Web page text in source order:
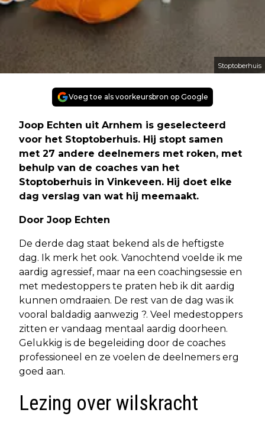
Stoptoberhuis
Voeg toe als voorkeursbron op Google
Joop Echten uit Arnhem is geselecteerd
voor het Stoptoberhuis. Hij stopt samen
met 27 andere deelnemers met roken, met
behulp van de coaches van het
Stoptoberhuis in Vinkeveen. Hij doet elke
dag verslag van wat hij meemaakt.
Door Joop Echten
De derde dag staat bekend als de heftigste
dag. Ik merk het ook. Vanochtend voelde ik me
aardig agressief, maar na een coachingsessie en
met medestoppers te praten heb ik dit aardig
kunnen omdraaien. De rest van de dag was ik
vooral baldadig aanwezig ?. Veel medestoppers
zitten er vandaag mentaal aardig doorheen.
Gelukkig is de begeleiding door de coaches
professioneel en ze voelen de deelnemers erg
goed aan.
Lezing over wilskracht